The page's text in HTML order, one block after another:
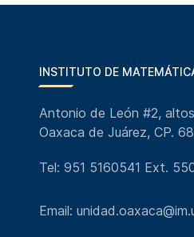
INSTITUTO DE
Antonio de León #2,
Oaxaca de Juárez, CP.
Tel: 951 5160541 Ext.
Email: